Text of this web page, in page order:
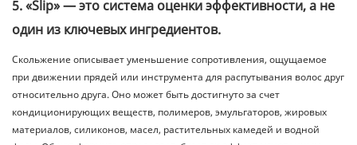
5. «Slip» — это система оценки эффективности, а не
один из ключевых ингредиентов.
Скольжение описывает уменьшение сопротивления, ощущаемое
при движении прядей или инструмента для распутывания волос друг
относительно друга. Оно может быть достигнуто за счет
кондиционирующих веществ, полимеров, эмульгаторов, жировых
материалов, силиконов, масел, растительных камедей и водной